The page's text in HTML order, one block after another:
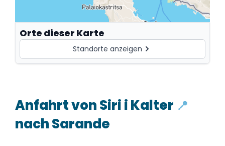
Orte dieser Karte
Standorte anzeigen
Beliebte Karstquelle mit türkisblauem Wasser
nahe Sarande in Albanien.
Anfahrt vonSiri i Kalter 📍
nach Sarande